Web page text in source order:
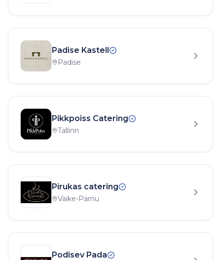
Padise Kastell
Padise
Pikkpoiss Catering
Tallinn
Pirukas catering
Väike-Pärnu
Podisev Pada